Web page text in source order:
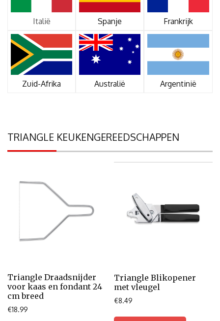
Italië Spanje Frankrijk
Zuid-Afrika Australië Argentinië
TRIANGLE KEUKENGEREEDSCHAPPEN
Triangle Draadsnijder
voor kaas en fondant 24
cm breed
€18.99
Triangle Blikopener
met vleugel
€8.49